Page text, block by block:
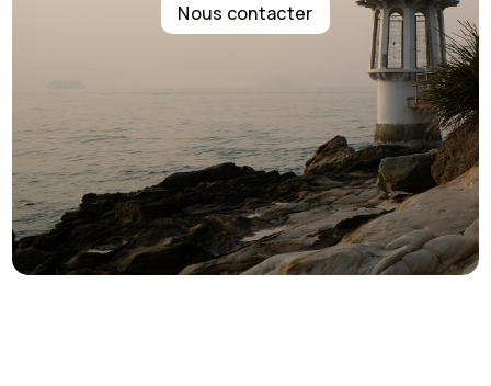
Nous contacter